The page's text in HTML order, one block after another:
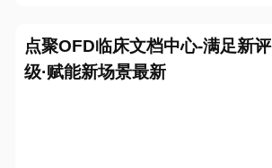
点聚OFD临床文档中心-满足新评
级·赋能新场景最新